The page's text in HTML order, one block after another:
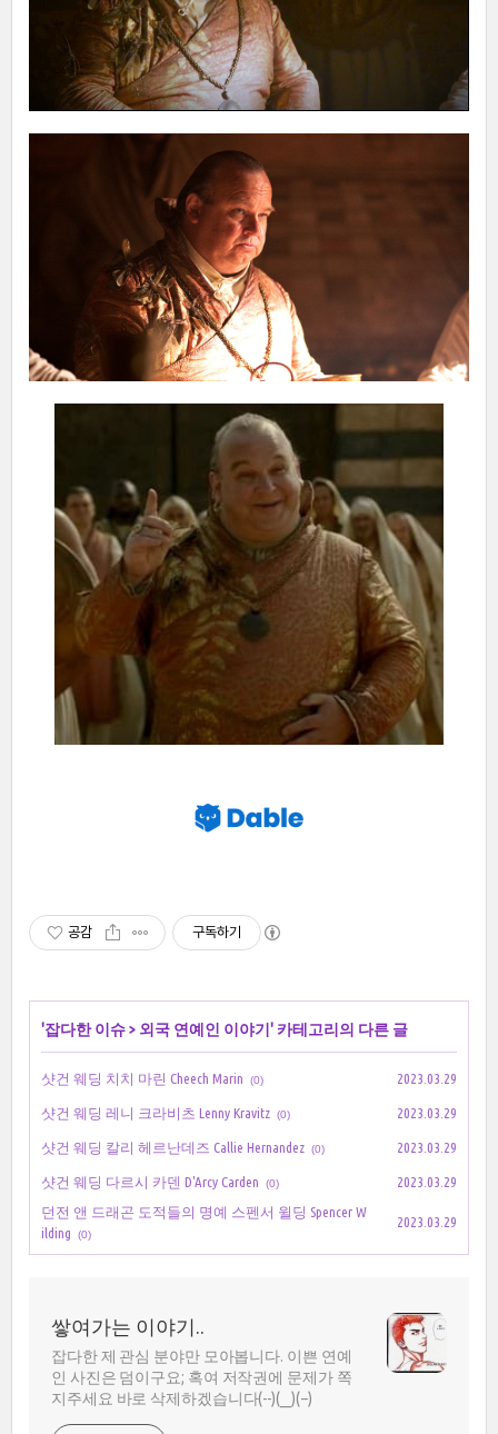
공감 구독하기
'잡다한 이슈> 외국 연예인 이야기 ' 카테고리의 다른 글
샷건 웨딩 치치 마린 Cheech Marin (0) 2023.03.29
샷건 웨딩 레니 크라비츠 Lenny Kravitz (0) 2023.03.29
샷건 웨딩 칼리 헤르난데즈 Callie Hernandez (0) 2023.03.29
샷건 웨딩 다르시 카덴 D'Arcy Carden (0)
2023.03.29
던전 앤 드래곤 도적들의 명예 스펜서 윌딩 Spencer W
ilding
(0)
2023.03.29
쌓여가는 이야기..
잡다한 제 관심 분야만 모아봅니다. 이쁜 연예
인 사진은 덤이구요; 혹여 저작권에 문제가 쪽
지주세요 바로 삭제하겠습니다(--)(__)(--)